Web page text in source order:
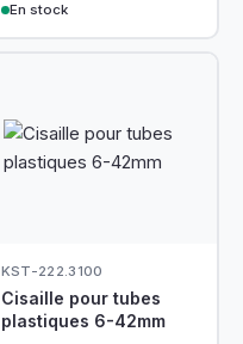
En stock
KST-222.3100
Cisaille pour tubes
plastiques 6-42mm